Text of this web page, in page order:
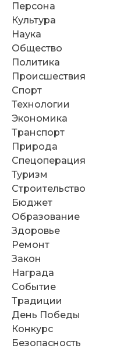
Персона
Культура
Наука
Общество
Политика
Происшествия
Спорт
Технологии
Экономика
Транспорт
Природа
Спецоперация
Туризм
Строительство
Бюджет
Образование
Здоровье
Ремонт
Закон
Награда
Событие
Традиции
День Победы
Конкурс
Безопасность